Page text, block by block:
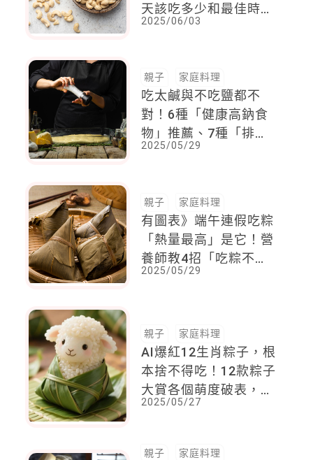
天該吃多少和最佳時間
點
2025/06/03
親子 家庭料理
吃太鹹與不吃鹽都不
對！6種「健康高鈉食
物」推薦、7種「排鈉
食物」助平衡
2025/05/29
親子 家庭料理
有圖表》端午連假吃粽
「熱量最高」是它！營
養師教4招「吃粽不變
重」
2025/05/29
親子 家庭料理
AI爆紅12生肖粽子，根
本捨不得吃！12款粽子
大賞各個萌度破表，可
愛造型就像藝術品一樣
2025/05/27
親子 家庭料理